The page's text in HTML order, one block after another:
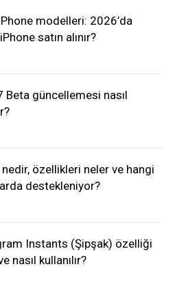
modelleri: 2026’da
satın alınır?
Beta güncellemesi nasıl
özellikleri neler ve hangi
destekleniyor?
Instants (Şipşak) özelliği
nasıl kullanılır?